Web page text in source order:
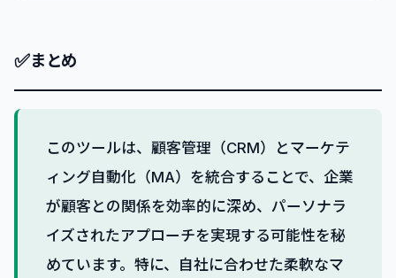
✅まとめ
このツールは、顧客管理（CRM）とマーケテ
ィング自動化（MA）を統合することで、企業
が顧客との関係を効率的に深め、パーソナラ
イズされたアプローチを実現する可能性を秘
めています。特に、自社に合わせた柔軟なマ